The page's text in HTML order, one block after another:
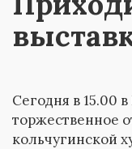
Сегодня в 15.00
торжественное
кольчугинской